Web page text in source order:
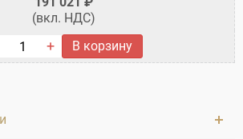
(вкл. НДС)
В корзину